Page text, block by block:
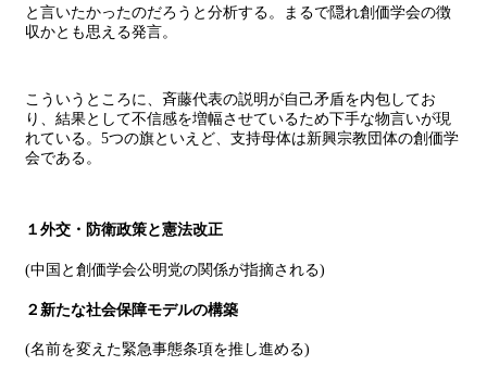
と言いたかったのだろうと分析する。まるで隠れ創価学会の徴
収かとも思える発言。
こういうところに、斉藤代表の説明が自己矛盾を内包してお
り、結果として不信感を増幅させているため下手な物言いが現
れている。5つの旗といえど、支持母体は新興宗教団体の創価学
会である。
１外交・防衛政策と憲法改正
(中国と創価学会公明党の関係が指摘される)
２新たな社会保障モデルの構築
(名前を変えた緊急事態条項を推し進める)